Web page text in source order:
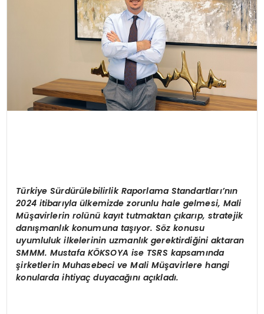
Türkiye Sürdürülebilirlik Raporlama Standartları’nın
2024 itibarıyla ülkemizde zorunlu hale gelmesi, Mali
Müşavirlerin rolünü kayıt tutmaktan çıkarıp, stratejik
danışmanlık konumuna taşıyor. Söz konusu
uyumluluk ilkelerinin uzmanlık gerektirdiğini aktaran
SMMM. Mustafa KÖKSOYA ise TSRS kapsamında
şirketlerin Muhasebeci ve Mali Müşavirlere hangi
konularda ihtiyaç duyacağını açıkladı.